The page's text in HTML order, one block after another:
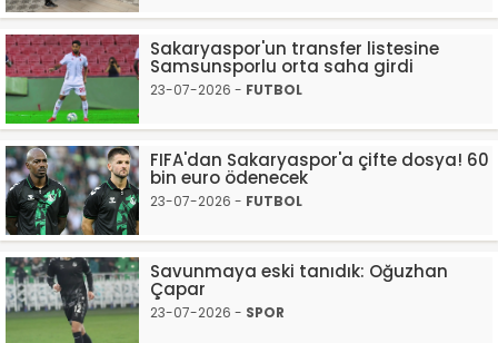
Sakaryaspor'un transfer listesine
Samsunsporlu orta saha girdi
23-07-2026 - FUTBOL
FIFA'dan Sakaryaspor'a çifte dosya! 60
bin euro ödenecek
23-07-2026 - FUTBOL
Savunmaya eski tanıdık: Oğuzhan
Çapar
23-07-2026 - SPOR